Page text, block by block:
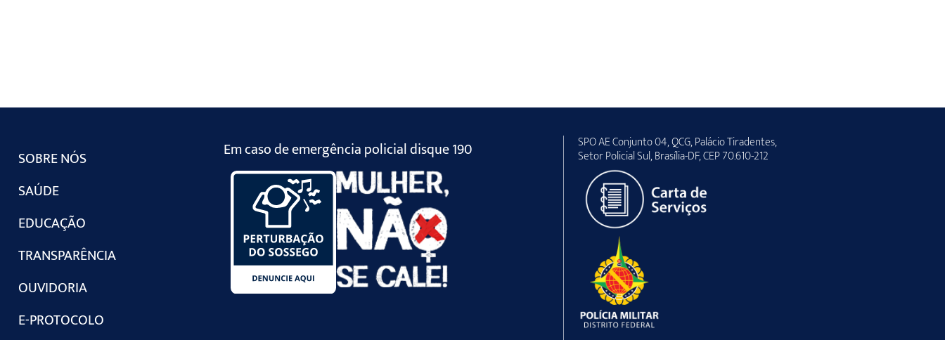
SOBRE NÓS
SAÚDE
EDUCAÇÃO
TRANSPARÊNCIA
OUVIDORIA
E-PROTOCOLO
Em caso de emergência policial disque 190 SPO AE Conjunto 04, QCG, Palácio Tiradentes,
Setor Policial Sul, Brasília-DF, CEP 70.610-212